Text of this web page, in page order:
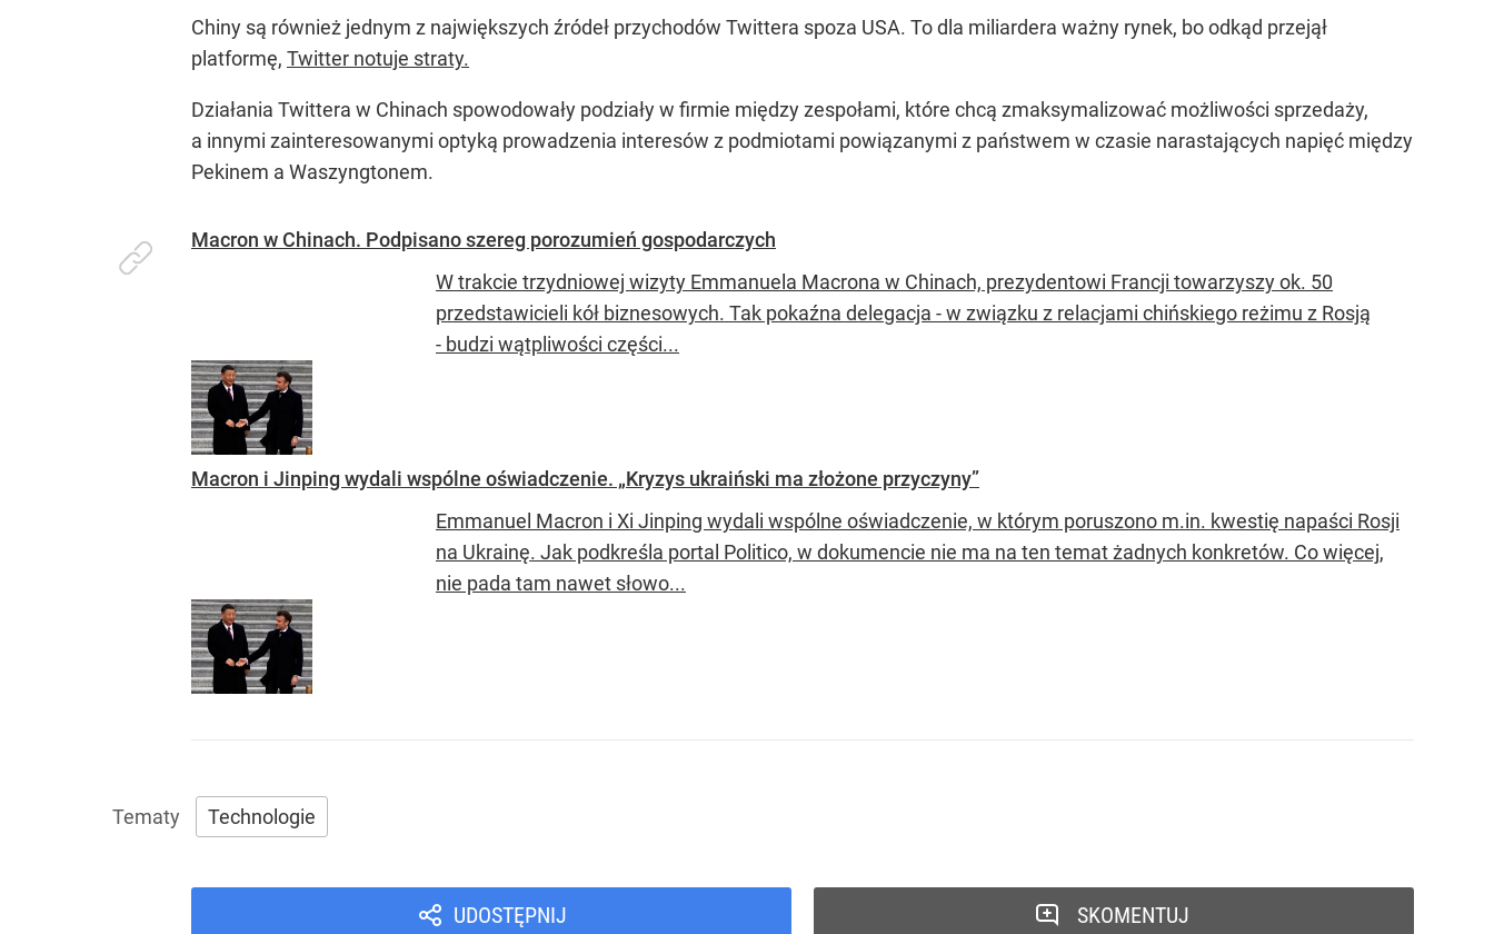
Chiny są również jednym z największych źródeł przychodów Twittera spoza USA. To dla miliardera ważny rynek, bo odkąd przejął
platformę, Twitter notuje straty.
Działania Twittera w Chinach spowodowały podziały w firmie między zespołami, które chcą zmaksymalizować możliwości sprzedaży,
a innymi zainteresowanymi optyką prowadzenia interesów z podmiotami powiązanymi z państwem w czasie narastających napięć między
Pekinem a Waszyngtonem.
Macron w Chinach. Podpisano szereg porozumień gospodarczych
W trakcie trzydniowej wizyty Emmanuela Macrona w Chinach, prezydentowi Francji towarzyszy ok. 50
przedstawicieli kół biznesowych. Tak pokaźna delegacja - w związku z relacjami chińskiego reżimu z Rosją
- budzi wątpliwości części...
Macron i Jinping wydali wspólne oświadczenie. „Kryzys ukraiński ma złożone przyczyny”
Emmanuel Macron i Xi Jinping wydali wspólne oświadczenie, w którym poruszono m.in. kwestię napaści Rosji
na Ukrainę. Jak podkreśla portal Politico, w dokumencie nie ma na ten temat żadnych konkretów. Co więcej,
nie pada tam nawet słowo...
Technologie
UDOSTĘPNIJ SKOMENTUJ